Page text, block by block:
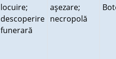
locuire;
descoperire
funerară
aşezare;
necropolă